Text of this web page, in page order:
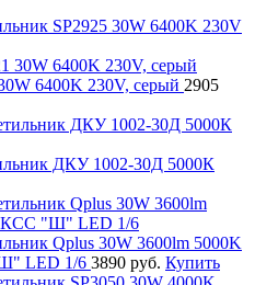
SP2925 30W 6400K 230V
6400K 230V, серый 2905
ДКУ 1002-30Д 5000К
Qplus 30W 3600lm 5000K
LED 1/6 3890 руб. Купить